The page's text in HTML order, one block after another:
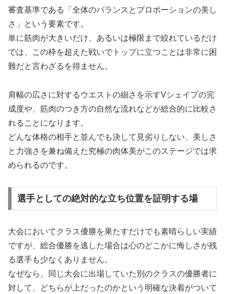
審査基準である「全体のバランスとプロポーションの美し
さ」という要素です。
単に筋肉が大きいだけ、あるいは極限まで絞れているだけ
では、この枠を超えた戦いでトップに立つことは非常に困
難だと言わざるを得ません。
肩幅の広さに対するウエストの細さを示すVシェイプの完
成度や、筋肉のつき方の自然な流れなどが総合的に比較さ
れることになります。
どんな体格の相手と並んでも決して見劣りしない、美しさ
と力強さを兼ね備えた究極の肉体美がこのステージでは求
められるのです。
選手としての絶対的な立ち位置を証明する場
大会においてクラス優勝を果たすだけでも素晴らしい実績
ですが、総合優勝を逃した場合は心のどこかに悔しさが残
る選手も少なくありません。
なぜなら、同じ大会に出場していた別のクラスの優勝者に
対して、どちらが上だったのかという明確な決着がついて